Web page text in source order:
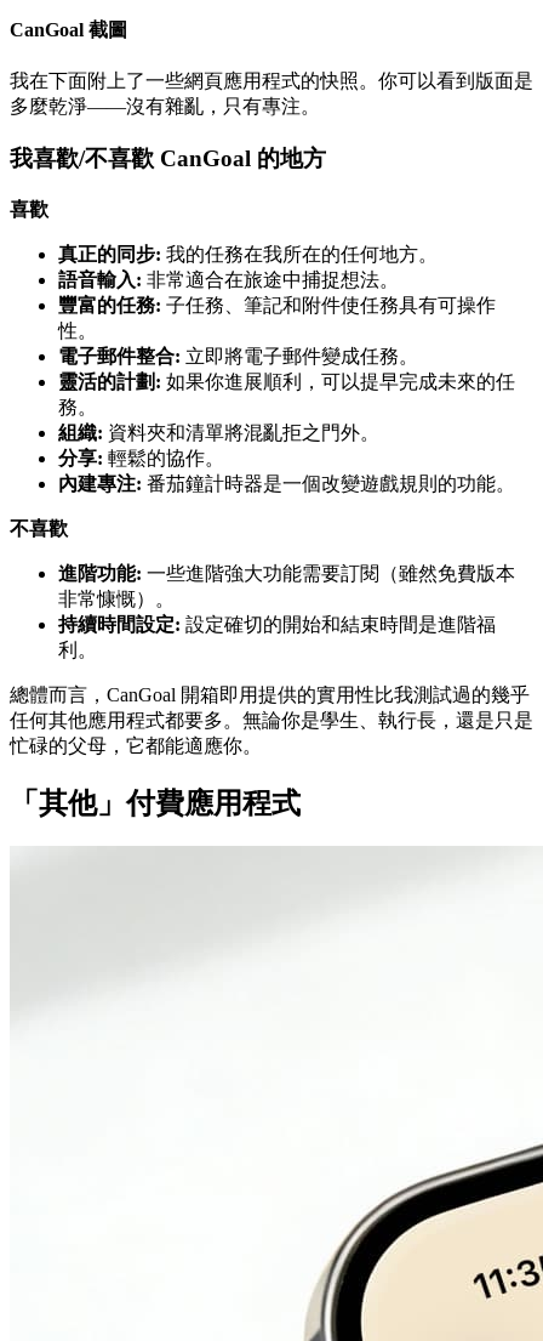
CanGoal 截圖
我在下面附上了一些網頁應用程式的快照。你可以看到版面是
多麼乾淨——沒有雜亂，只有專注。
我喜歡/不喜歡 CanGoal 的地方
喜歡
真正的同步: 我的任務在我所在的任何地方。
語音輸入: 非常適合在旅途中捕捉想法。
豐富的任務: 子任務、筆記和附件使任務具有可操作
性。
電子郵件整合: 立即將電子郵件變成任務。
靈活的計劃: 如果你進展順利，可以提早完成未來的任
務。
組織: 資料夾和清單將混亂拒之門外。
分享: 輕鬆的協作。
內建專注: 番茄鐘計時器是一個改變遊戲規則的功能。
不喜歡
進階功能: 一些進階強大功能需要訂閱（雖然免費版本
非常慷慨）。
持續時間設定: 設定確切的開始和結束時間是進階福
利。
總體而言，CanGoal 開箱即用提供的實用性比我測試過的幾乎
任何其他應用程式都要多。無論你是學生、執行長，還是只是
忙碌的父母，它都能適應你。
「其他」付費應用程式